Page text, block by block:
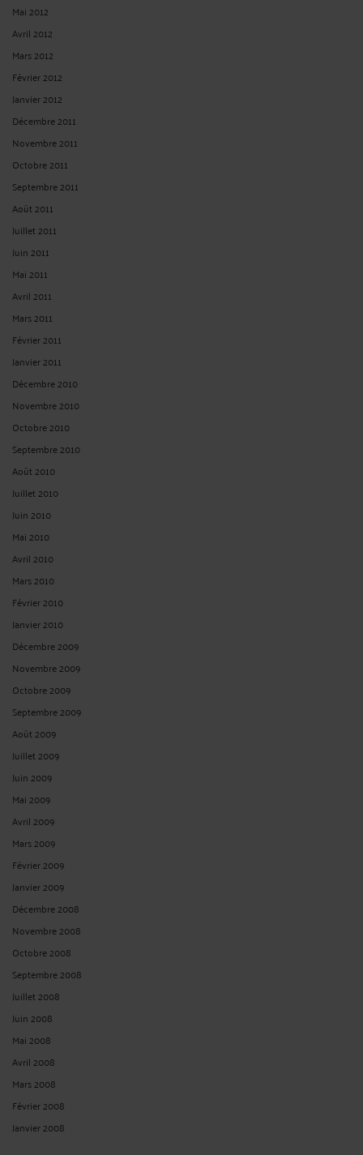
Mai 2012
Avril 2012
Mars 2012
Février 2012
Janvier 2012
Décembre 2011
Novembre 2011
Octobre 2011
Septembre 2011
Août 2011
Juillet 2011
Juin 2011
Mai 2011
Avril 2011
Mars 2011
Février 2011
Janvier 2011
Décembre 2010
Novembre 2010
Octobre 2010
Septembre 2010
Août 2010
Juillet 2010
Juin 2010
Mai 2010
Avril 2010
Mars 2010
Février 2010
Janvier 2010
Décembre 2009
Novembre 2009
Octobre 2009
Septembre 2009
Août 2009
Juillet 2009
Juin 2009
Mai 2009
Avril 2009
Mars 2009
Février 2009
Janvier 2009
Décembre 2008
Novembre 2008
Octobre 2008
Septembre 2008
Juillet 2008
Juin 2008
Mai 2008
Avril 2008
Mars 2008
Février 2008
Janvier 2008